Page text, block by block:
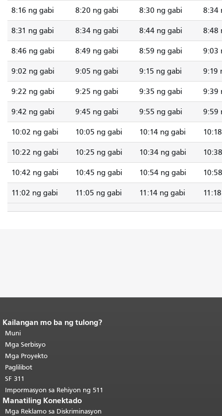
8:16 ng gabi 8:20 ng gabi 8:30 ng gabi 8:34
8:31 ng gabi 8:34 ng gabi 8:44 ng gabi 8:48
8:46 ng gabi 8:49 ng gabi 8:59 ng gabi 9:03
9:02 ng gabi 9:05 ng gabi 9:15 ng gabi 9:19
9:22 ng gabi 9:25 ng gabi 9:35 ng gabi 9:39
9:42 ng gabi 9:45 ng gabi 9:55 ng gabi 9:59
10:02 ng gabi 10:05 ng gabi 10:14 ng gabi
10:22 ng gabi 10:25 ng gabi 10:34 ng gabi
10:42 ng gabi 10:45 ng gabi 10:54 ng gabi
11:02 ng gabi 11:05 ng gabi 11:14 ng gabi
Katapusan ng nilalaman ng
pahina.
pahinang ito ay nauulit sa bawat
pahina.Bumalik sa tuktok ng
pangunahing nilalaman
Kailangan mo ba ng tulong?
Muni
Mga Serbisyo
Mga Proyekto
Paglilibot
SF 311
Impormasyon sa Rehiyon ng 511
Manatiling Konektado
Mga Reklamo sa Diskriminasyon